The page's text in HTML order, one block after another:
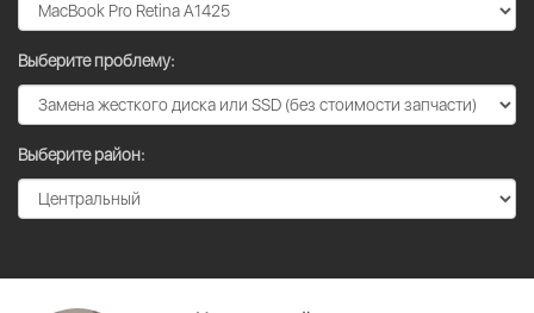
Выберите проблему:
Выберите район: